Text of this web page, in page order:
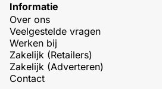
Informatie
Over ons
Veelgestelde vragen
Werken bij
Zakelijk (Retailers)
Zakelijk (Adverteren)
Contact